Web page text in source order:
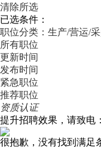
清除所选
已选条件：
职位分类：生产/营运/
所有职位
更新时间
发布时间
紧急职位
推荐职位
资质认证
提升招聘效果，请致电：
很抱歉，没有找到满足